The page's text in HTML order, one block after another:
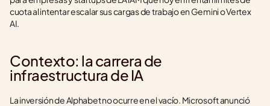
cuota al intentar escalar sus cargas de trabajo en Gemini o Vertex
AI.
Contexto: la carrera de
infraestructura de IA
La inversión de Alphabet no ocurre en el vacío. Microsoft anunció